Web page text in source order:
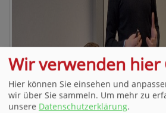
Wir verwenden hier
Hier können Sie einsehen und
wir über Sie sammeln. Um mehr zu
unsere Datenschutzerklärung.